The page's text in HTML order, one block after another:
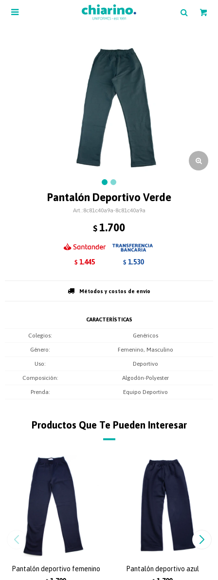

Pantalón Deportivo Verde
8c81c40a9a-8c81c40a9a
$ 1.700
$ 1.445 $ 1.530
Métodos y costos de envío
CARACTERÍSTICAS
Colegios Genéricos
Género Femenino, Masculino
Uso Deportivo
Composición Algodón-Polyester
Prenda Equipo Deportivo
Productos Que Te Pueden Interesar
Pantalón deportivo femenino Pantalón deportivo azul